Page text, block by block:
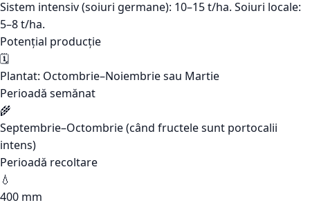
Sistem intensiv (soiuri germane): 10–15 t/ha. Soiuri locale:
5–8 t/ha.
Potențial producție
🗓️
Plantat: Octombrie–Noiembrie sau Martie
Perioadă semănat
🌾
Septembrie–Octombrie (când fructele sunt portocalii
intens)
Perioadă recoltare
💧
400 mm